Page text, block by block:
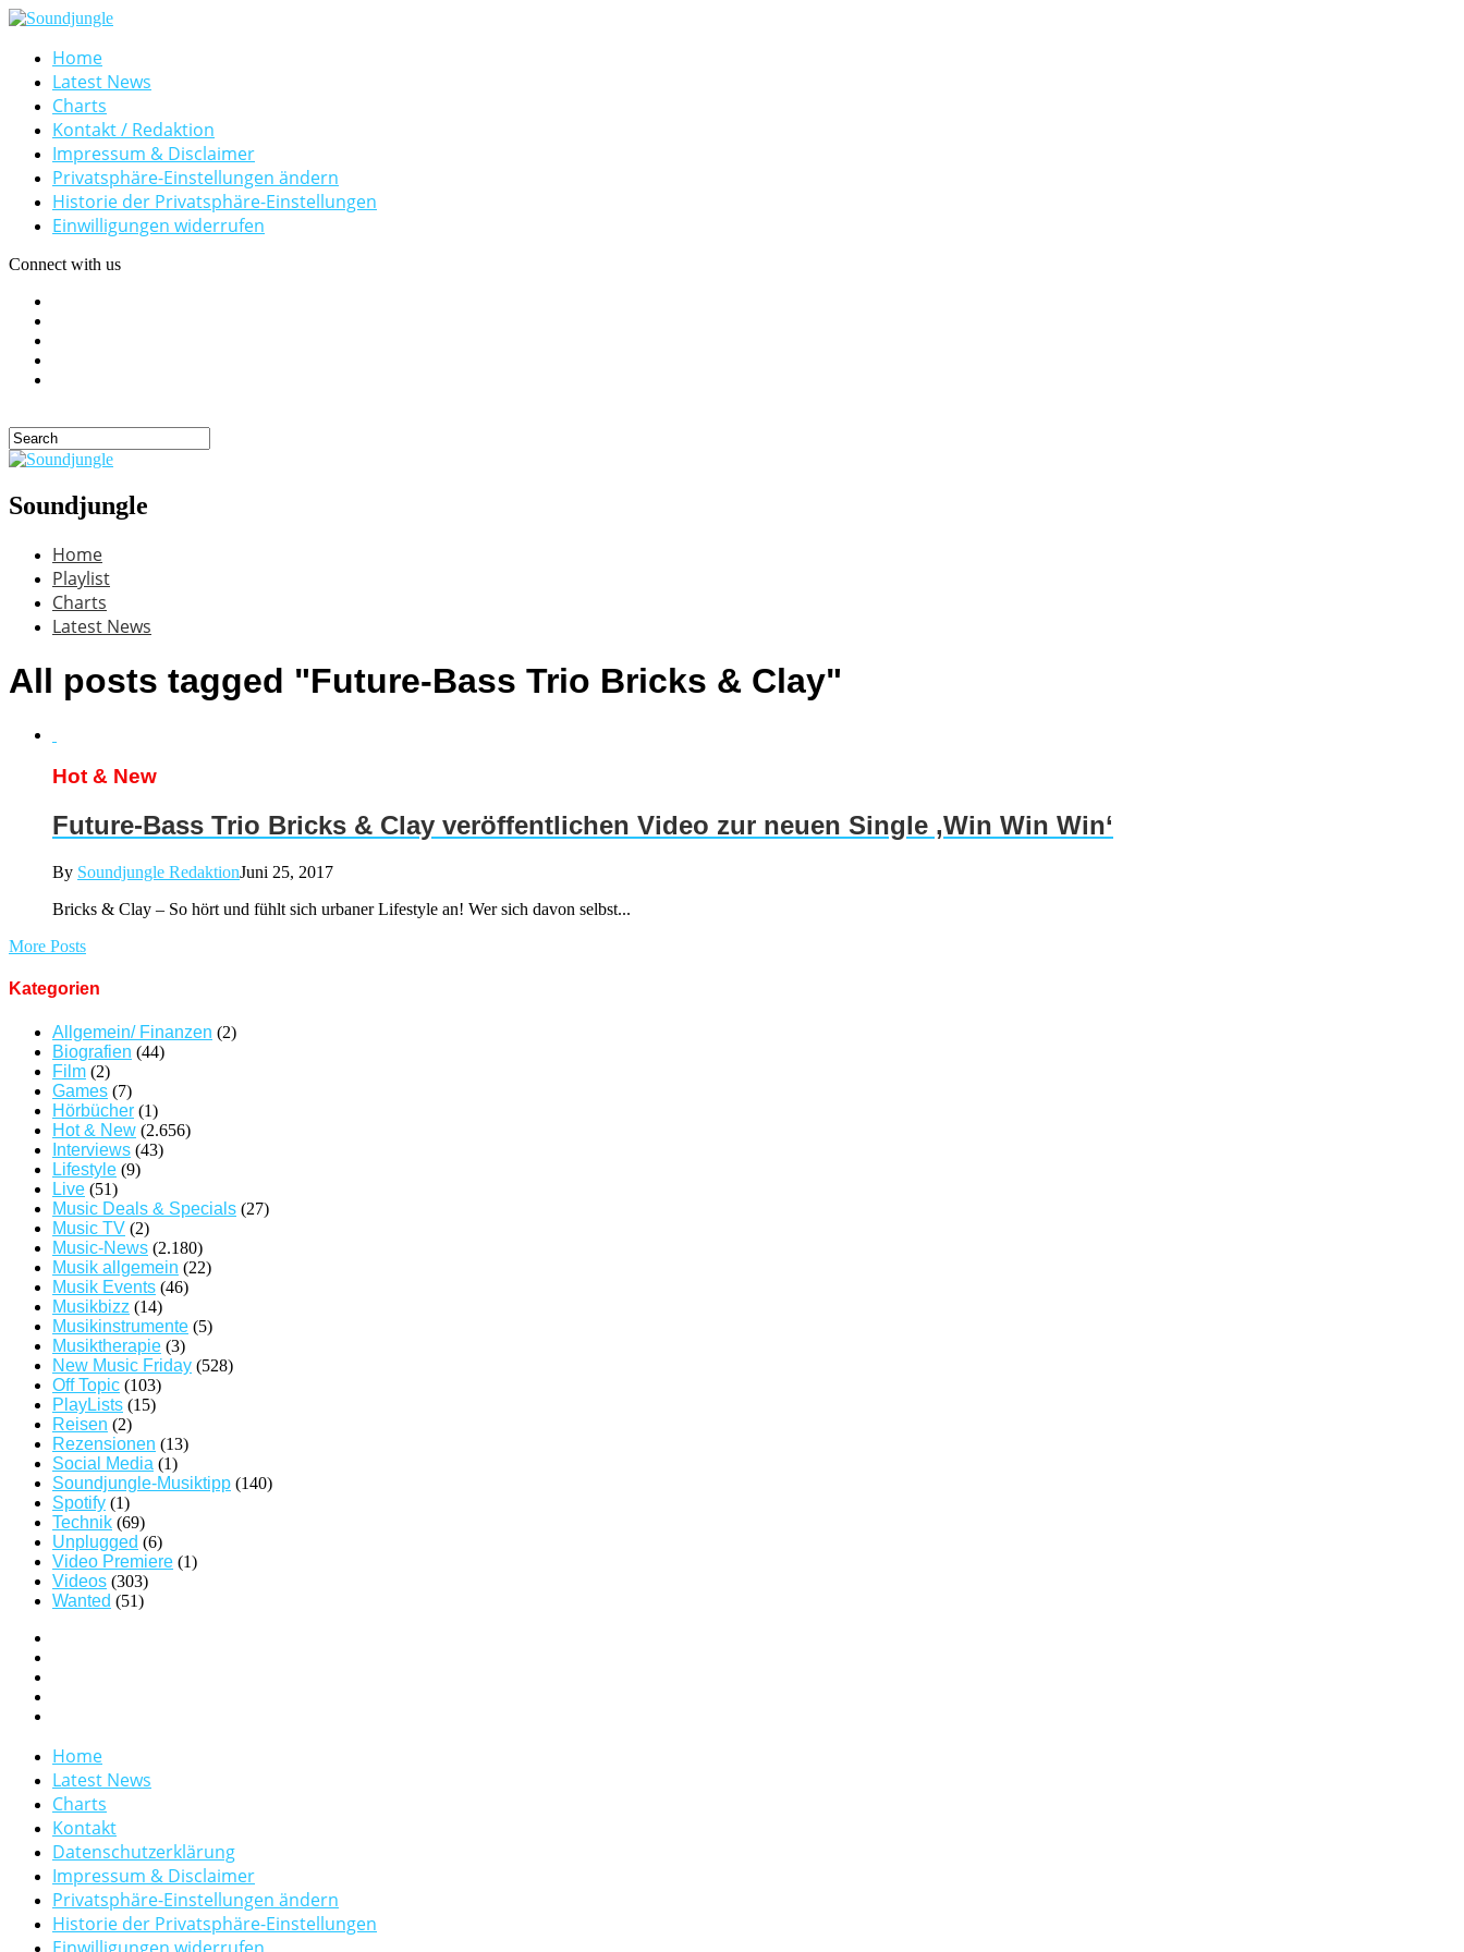
Home
Latest News
Charts
Kontakt / Redaktion
Impressum & Disclaimer
Privatsphäre-Einstellungen ändern
Historie der Privatsphäre-Einstellungen
Einwilligungen widerrufen
Connect with us
Soundjungle
Home
Playlist
Charts
Latest News
All posts tagged "Future-Bass Trio Bricks & Clay"
Hot & New
Future-Bass Trio Bricks & Clay veröffentlichen Video zur neuen Single ‚Win Win Win‘
By Soundjungle RedaktionJuni 25, 2017
Bricks & Clay – So hört und fühlt sich urbaner Lifestyle an! Wer sich davon selbst...
More Posts
Kategorien
Allgemein/ Finanzen (2)
Biografien (44)
Film (2)
Games (7)
Hörbücher (1)
Hot & New (2.656)
Interviews (43)
Lifestyle (9)
Live (51)
Music Deals & Specials (27)
Music TV (2)
Music-News (2.180)
Musik allgemein (22)
Musik Events (46)
Musikbizz (14)
Musikinstrumente (5)
Musiktherapie (3)
New Music Friday (528)
Off Topic (103)
PlayLists (15)
Reisen (2)
Rezensionen (13)
Social Media (1)
Soundjungle-Musiktipp (140)
Spotify (1)
Technik (69)
Unplugged (6)
Video Premiere (1)
Videos (303)
Wanted (51)
Home
Latest News
Charts
Kontakt
Datenschutzerklärung
Impressum & Disclaimer
Privatsphäre-Einstellungen ändern
Historie der Privatsphäre-Einstellungen